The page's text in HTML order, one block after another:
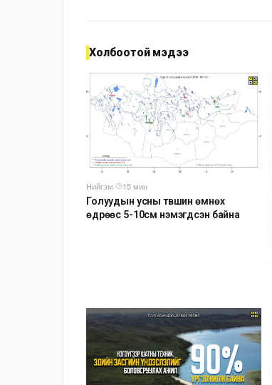
Холбоотой мэдээ
Нийгэм·
15 мин
Голуудын усны түвшин өмнөх
өдрөөс 5-10см нэмэгдсэн байна